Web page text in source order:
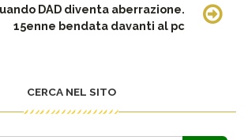
DAD diventa aberrazione.
15enne bendata davanti al pc
CERCA NEL SITO